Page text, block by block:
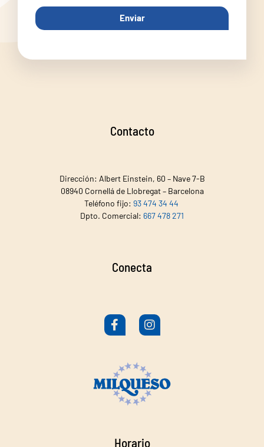
Enviar
Contacto
Dirección: Albert Einstein, 60 – Nave 7-B
08940 Cornellá de Llobregat – Barcelona
Teléfono fijo: 93 474 34 44
Dpto. Comercial: 667 478 271
Conecta
Horario